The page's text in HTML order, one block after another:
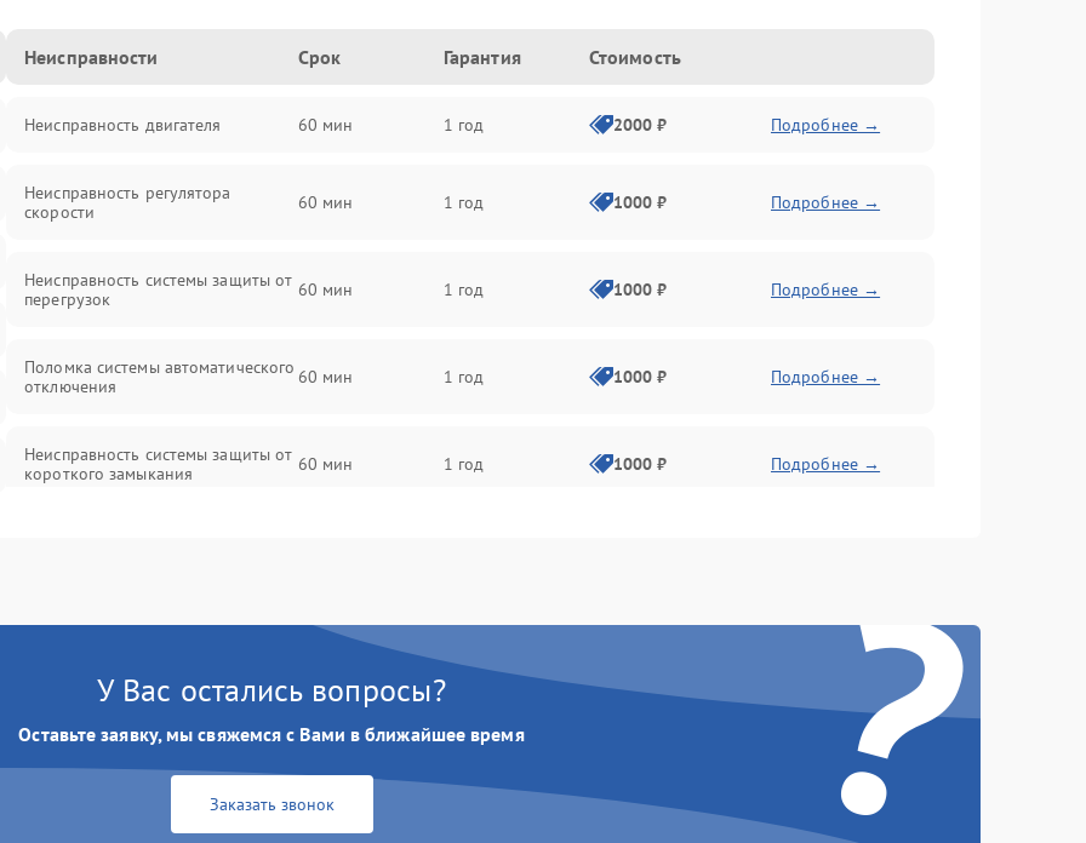
Неисправности Срок Гарантия Стоимость
Неисправность двигателя 60 мин 1 год 2000 ₽ Подробнее →
Неисправность регулятора
скорости
60 мин 1 год 1000 ₽ Подробнее →
Неисправность системы защиты от
перегрузок
60 мин 1 год 1000 ₽ Подробнее →
Поломка системы автоматического
отключения
60 мин 1 год 1000 ₽ Подробнее →
Неисправность системы защиты от
короткого замыкания
60 мин 1 год 1000 ₽ Подробнее →
Неисправность системы защиты от
60 мин Подробнее →
замыкания
60 мин Подробнее →
Повреждение системы защиты от
60 мин 1000 ₽ Подробнее →
?
У Вас остались вопросы?
Оставьте заявку, мы свяжемся с Вами в ближайшее время
Заказать звонок